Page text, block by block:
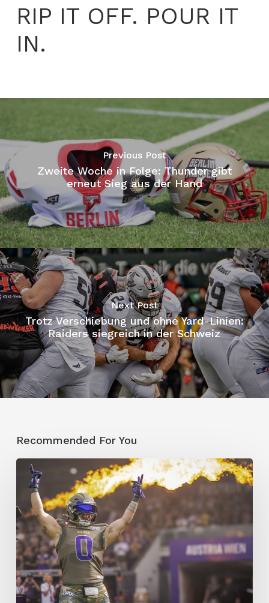
RIP IT OFF. POUR IT
IN.
Previous Post
Zweite Woche in Folge: Thunder gibt
erneut Sieg aus der Hand
Next Post
Trotz Verschiebung und ohne Yard-Linien:
Raiders siegreich in der Schweiz
Recommended For You
Vienna
Vikings
entscheiden
Spitzenduell
für
sich